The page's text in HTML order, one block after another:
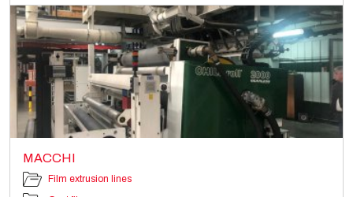
MACCHI
Film extrusion lines